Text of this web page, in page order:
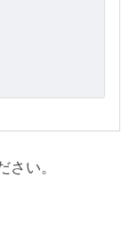
い。